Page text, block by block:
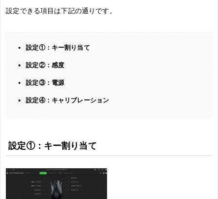
設定できる項目は下記の通りです。
設定①：キー割り当て
設定②：感度
設定③：電源
設定④：キャリブレーション
設定①：キー割り当て